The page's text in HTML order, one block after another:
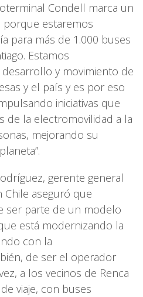
Condell marca un
porque estaremos
para más de 1.000 buses
Estamos
y movimiento de
y el país y es por eso
iniciativas que
de la electromovilidad a la
mejorando su
gerente general
aseguró que
ser parte de un modelo
está modernizando la
con la
de ser el operador
a los vecinos de Renca
viaje, con buses